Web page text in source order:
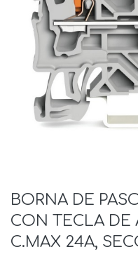
BORNA DE
CON TECLA DE
C.MAX 24A,